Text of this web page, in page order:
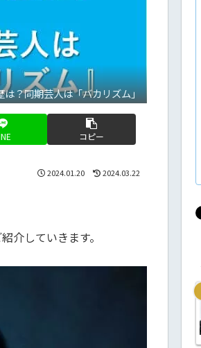
は？同期芸人は「バカリズム」
コピー
2024.01.20 2024.03.22
介していきます。